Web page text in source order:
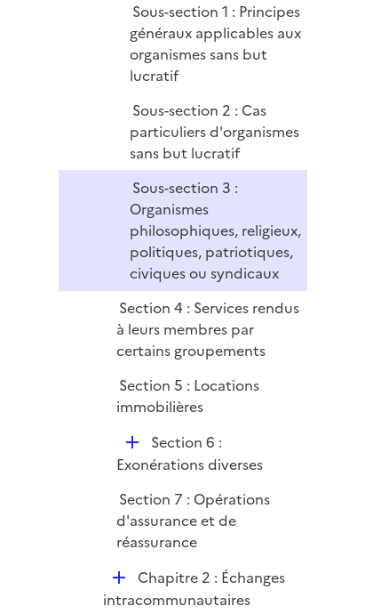
r
l
i
e
r
Sous-section 1 : Principes
généraux applicables aux
organismes sans but
lucratif
Sous-section 2 : Cas
particuliers d'organismes
sans but lucratif
Sous-section 3 :
Organismes
philosophiques, religieux,
politiques, patriotiques,
civiques ou syndicaux
Section 4 : Services rendus
à leurs membres par
certains groupements
Section 5 : Locations
immobilières
D
é
l
i
e
r
Section 6 :
Exonérations diverses
Section 7 : Opérations
d'assurance et de
réassurance
D
é
Chapitre 2 : Échanges
intracommunautaires